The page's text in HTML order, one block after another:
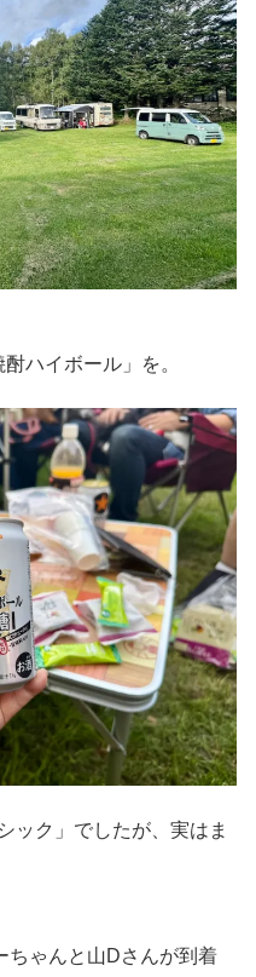
ハイボール」を。
ック」でしたが、実はま
ちゃんと山Dさんが到着